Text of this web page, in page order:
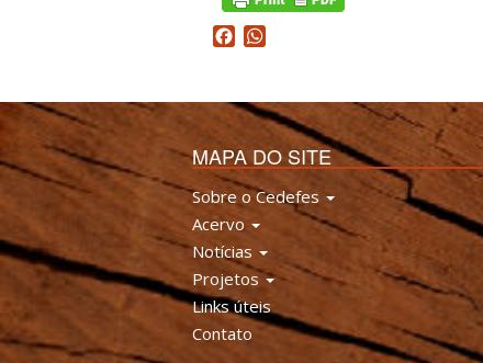
Facebook
MAPA DO SITE
Sobre o Cedefes
Acervo
Notícias
Projetos
Links úteis
Contato